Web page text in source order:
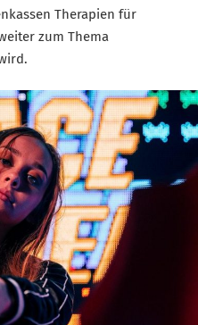
Therapien für
zum Thema